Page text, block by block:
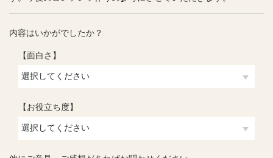
内容はいかがでしたか？
【面白さ】
【お役立ち度】